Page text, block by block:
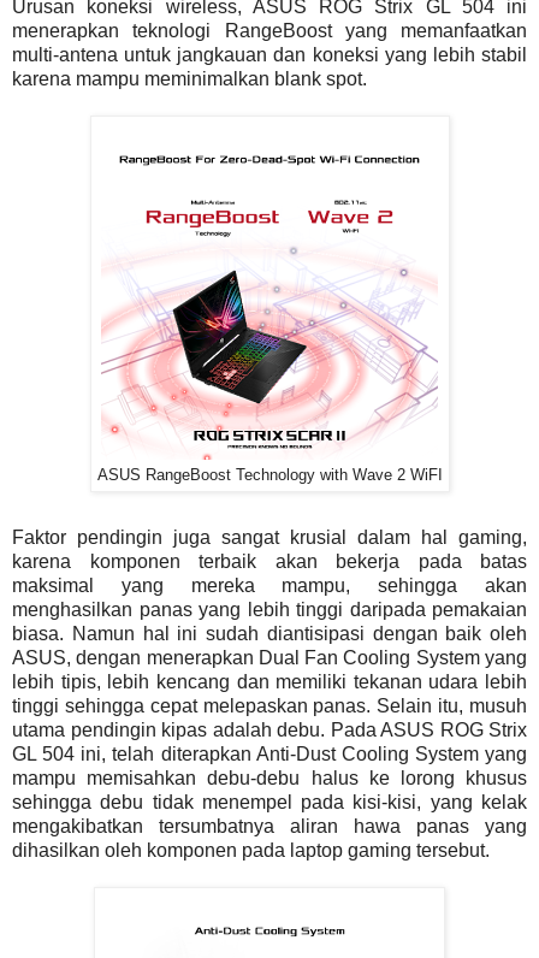
Urusan koneksi wireless, ASUS ROG Strix GL 504 ini
menerapkan teknologi RangeBoost yang memanfaatkan
multi-antena untuk jangkauan dan koneksi yang lebih stabil
karena mampu meminimalkan blank spot.
ASUS RangeBoost Technology with Wave 2 WiFI
Faktor pendingin juga sangat krusial dalam hal gaming,
karena komponen terbaik akan bekerja pada batas
maksimal yang mereka mampu, sehingga akan
menghasilkan panas yang lebih tinggi daripada pemakaian
biasa. Namun hal ini sudah diantisipasi dengan baik oleh
ASUS, dengan menerapkan Dual Fan Cooling System yang
lebih tipis, lebih kencang dan memiliki tekanan udara lebih
tinggi sehingga cepat melepaskan panas. Selain itu, musuh
utama pendingin kipas adalah debu. Pada ASUS ROG Strix
GL 504 ini, telah diterapkan Anti-Dust Cooling System yang
mampu memisahkan debu-debu halus ke lorong khusus
sehingga debu tidak menempel pada kisi-kisi, yang kelak
mengakibatkan tersumbatnya aliran hawa panas yang
dihasilkan oleh komponen pada laptop gaming tersebut.